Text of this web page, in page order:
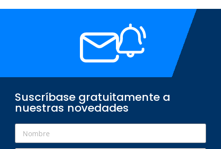
Suscríbase gratuitamente a
nuestras novedades